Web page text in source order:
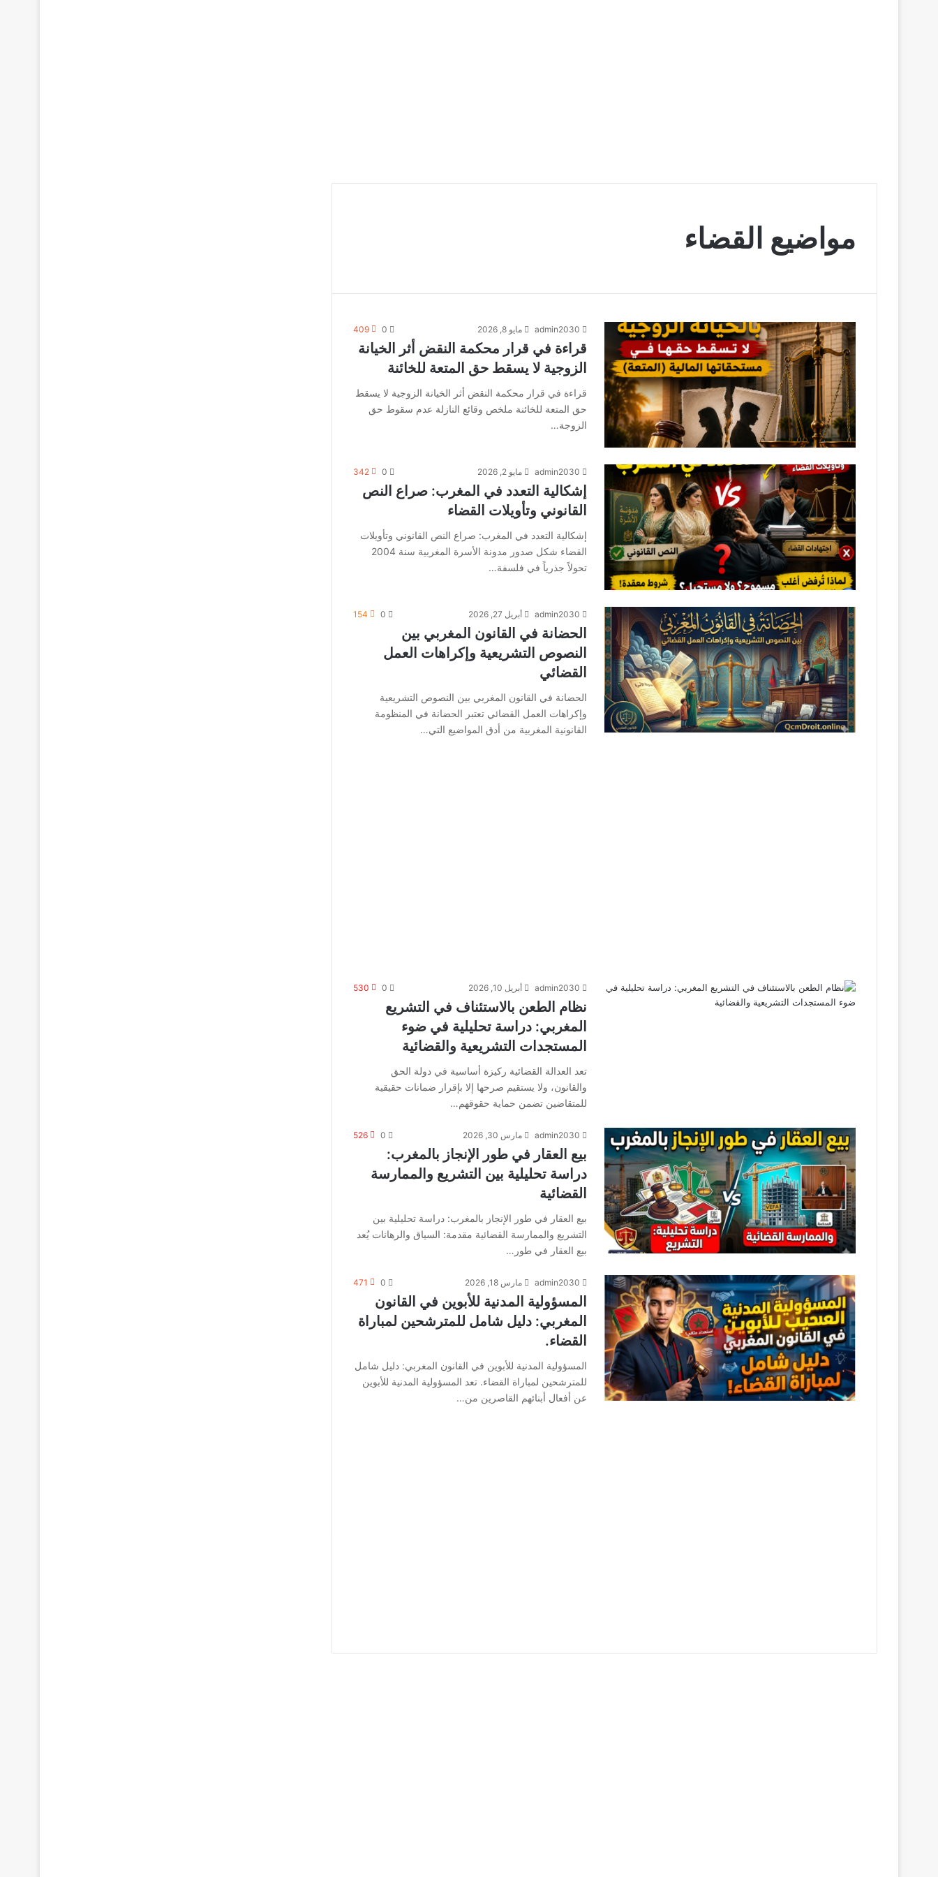
مواضيع القضاء
admin2030 مايو 8, 2026 0
409
قراءة في قرار محكمة النقض أثر الخيانة
الزوجية لا يسقط حق المتعة للخائنة
قراءة في قرار محكمة النقض أثر الخيانة الزوجية لا يسقط
حق المتعة للخائنة ملخص وقائع النازلة عدم سقوط حق
الزوجة…
admin2030 مايو 2, 2026 0
342
إشكالية التعدد في المغرب: صراع النص
القانوني وتأويلات القضاء
إشكالية التعدد في المغرب: صراع النص القانوني وتأويلات
القضاء شكل صدور مدونة الأسرة المغربية سنة 2004
تحولاً جذرياً في فلسفة…
admin2030 أبريل 27, 2026 0
154
الحضانة في القانون المغربي بين
النصوص التشريعية وإكراهات العمل
القضائي
الحضانة في القانون المغربي بين النصوص التشريعية
وإكراهات العمل القضائي تعتبر الحضانة في المنظومة
القانونية المغربية من أدق المواضيع التي…
admin2030 أبريل 10, 2026 0
530
نظام الطعن بالاستئناف في التشريع
المغربي: دراسة تحليلية في ضوء
المستجدات التشريعية والقضائية
تعد العدالة القضائية ركيزة أساسية في دولة الحق
والقانون، ولا يستقيم صرحها إلا بإقرار ضمانات حقيقية
للمتقاضين تضمن حماية حقوقهم…
admin2030 مارس 30, 2026 0
526
بيع العقار في طور الإنجاز بالمغرب:
دراسة تحليلية بين التشريع والممارسة
القضائية
بيع العقار في طور الإنجاز بالمغرب: دراسة تحليلية بين
التشريع والممارسة القضائية مقدمة: السياق والرهانات يُعد
بيع العقار في طور…
admin2030 مارس 18, 2026 0
471
المسؤولية المدنية للأبوين في القانون
المغربي: دليل شامل للمترشحين لمباراة
القضاء.
المسؤولية المدنية للأبوين في القانون المغربي: دليل شامل
للمترشحين لمباراة القضاء. تعد المسؤولية المدنية للأبوين
عن أفعال أبنائهم القاصرين من…